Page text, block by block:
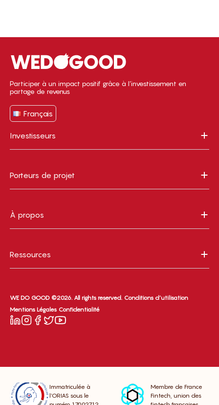
Participer à un impact positif grâce à l’investissement en
partage de revenus
Français
Investisseurs
Porteurs de projet
À propos
Ressources
WE DO GOOD ©2026. All rights reserved. Conditions d’utilisation
Mentions Légales Confidentialité
Immatriculée à
l’ORIAS sous le
Membre de France
Fintech, union des